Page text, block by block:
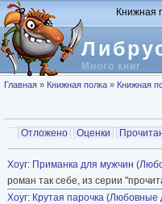
Перейти к основному содержанию
Много книг
Книжная
Вы здесь
Главная » Книжная полка » Книжная
Главные вкладки
Отложено Оценки
Вторичные вкладки
Хоуг: Приманка для мужчин (
роман так себе, из серии
Хоуг: Крутая парочка (Любовные